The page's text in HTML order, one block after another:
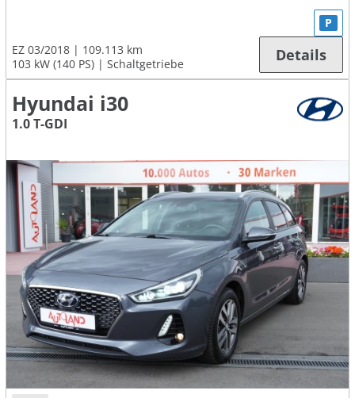
EZ 03/2018
109.113 km
103 kW (140 PS)
Schaltgetriebe
P
Details
Hyundai i30
1.0 T-GDI